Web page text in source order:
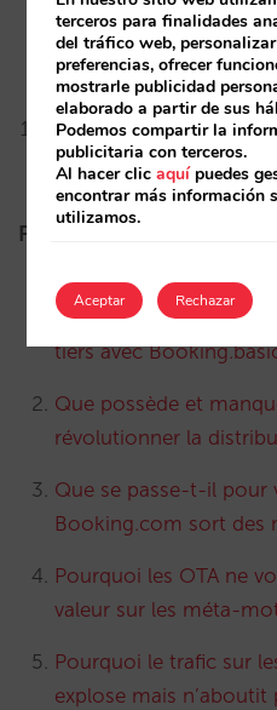
room photos to Hotel
Book on Google,
Why your soaring
into bookings
FRANCÉS
Booking.com
tiers avec
Que possède et
révolutionner la
Que se passe-t-il pour
Booking.com sort des
Pourquoi les OTA ne
valeur sur les méta-
Pourquoi le trafic sur
explose mais n’aboutit
terceros para finalidades
del tráfico web,
preferencias, ofrecer
mostrarle publicidad
elaborado a partir de sus
Podemos compartir la
publicitaria con terceros.
Al hacer clicaquípuedes
encontrar más información
utilizamos.
Aceptar Rechazar